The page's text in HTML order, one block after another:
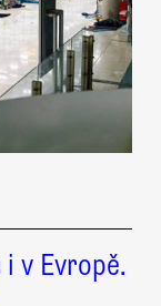
v Evropě.